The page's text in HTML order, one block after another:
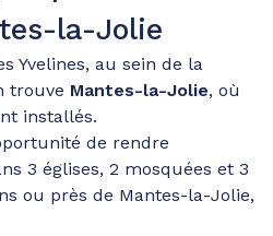
la-Jolie
Yvelines, au sein de la
trouve Mantes-la-Jolie, où
installés.
de rendre
3 églises, 2 mosquées et 3
ou près de Mantes-la-Jolie,